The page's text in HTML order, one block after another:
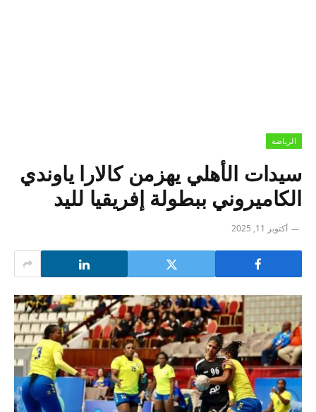
الرياضة
سيدات الأهلي يهزمن كالارا ياوندي
الكاميروني ببطولة إفريقيا لليد
أكتوبر 11, 2025